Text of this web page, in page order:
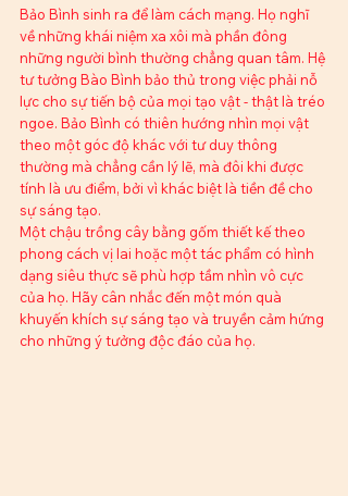
Bảo Bình sinh ra để làm cách mạng. Họ nghĩ
về những khái niệm xa xôi mà phần đông
những người bình thường chẳng quan tâm. Hệ
tư tưởng Bào Bình bảo thủ trong việc phải nỗ
lực cho sự tiến bộ của mọi tạo vật - thật là tréo
ngoe. Bảo Bình có thiên hướng nhìn mọi vật
theo một góc độ khác với tư duy thông
thường mà chẳng cần lý lẽ, mà đôi khi được
tính là ưu điểm, bởi vì khác biệt là tiền đề cho
sự sáng tạo.
Một chậu trồng cây bằng gốm thiết kế theo
phong cách vị lai hoặc một tác phẩm có hình
dạng siêu thực sẽ phù hợp tầm nhìn vô cực
của họ. Hãy cân nhắc đến một món quà
khuyến khích sự sáng tạo và truyền cảm hứng
cho những ý tưởng độc đáo của họ.